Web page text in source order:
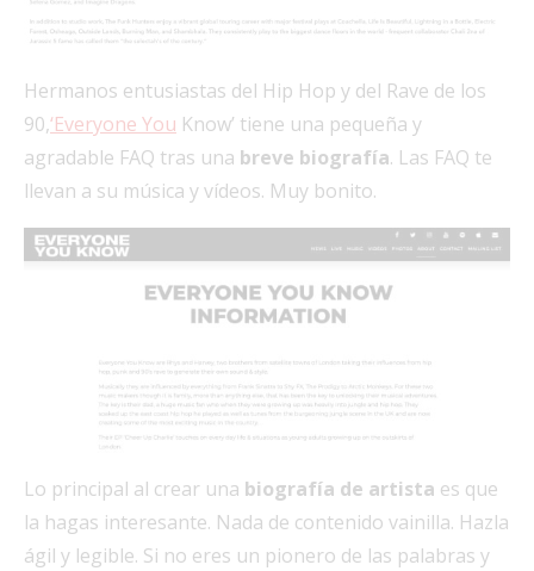
Hermanos entusiastas del Hip Hop y del Rave de los
90,‘Everyone You Know’ tiene una pequeña y
agradable FAQ tras una breve biografía. Las FAQ te
llevan a su música y vídeos. Muy bonito.
Lo principal al crear una biografía de artista es que
la hagas interesante. Nada de contenido vainilla. Hazla
ágil y legible. Si no eres un pionero de las palabras y